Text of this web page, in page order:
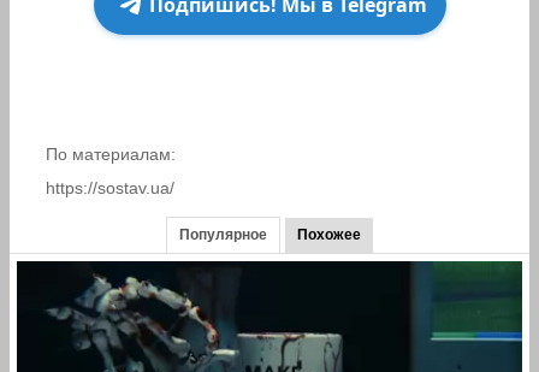
По материалам:
https://sostav.ua/
Популярное Похожее